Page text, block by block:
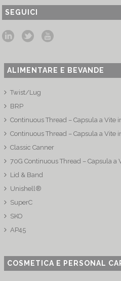
SEGUICI
ALIMENTARE E BEVANDE
Twist/Lug
BRP
Continuous Thread – Capsula a Vite
Continuous Thread – Capsula a Vite
Classic Canner
70G Continuous Thread – Capsula a
Lid & Band
Unishell®
SuperC
SKO
AP45
COSMETICA E PERSONAL